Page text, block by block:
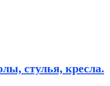
стулья, кресла.